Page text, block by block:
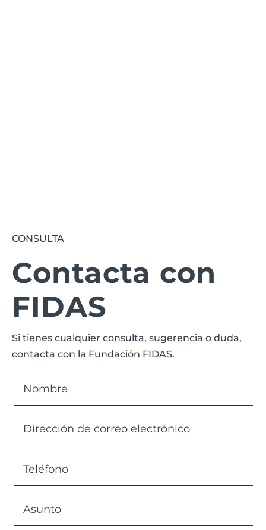
CONSULTA
Contacta con
FIDAS
Si tienes cualquier consulta, sugerencia o duda,
contacta con la Fundación FIDAS.